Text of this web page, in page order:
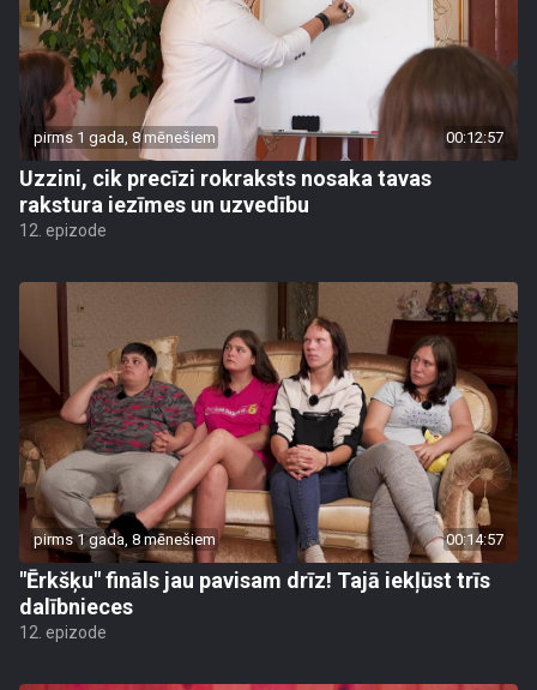
pirms 1 gada, 8 mēnešiem 00:12:57
Uzzini, cik precīzi rokraksts nosaka tavas
rakstura iezīmes un uzvedību
12. epizode
pirms 1 gada, 8 mēnešiem 00:14:57
"Ērkšķu" fināls jau pavisam drīz! Tajā iekļūst trīs
dalībnieces
12. epizode